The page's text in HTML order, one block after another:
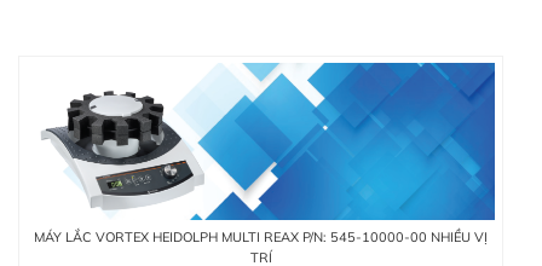
MÁY LẮC VORTEX HEIDOLPH MULTI REAX P/N: 545-10000-00 NHIỀU VỊ
TRÍ